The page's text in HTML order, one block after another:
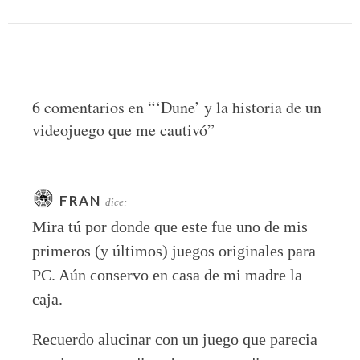
6 comentarios en “‘Dune’ y la historia de un
videojuego que me cautivó”
FRAN dice:
Mira tú por donde que este fue uno de mis
primeros (y últimos) juegos originales para
PC. Aún conservo en casa de mi madre la
caja.
Recuerdo alucinar con un juego que parecia